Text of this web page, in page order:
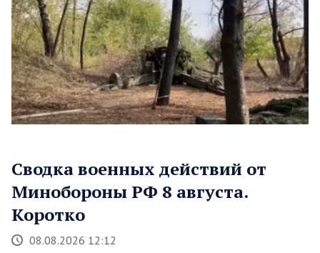
Сводка военных действий от
Минобороны РФ 8 августа.
Коротко
08.08.2026 12:12